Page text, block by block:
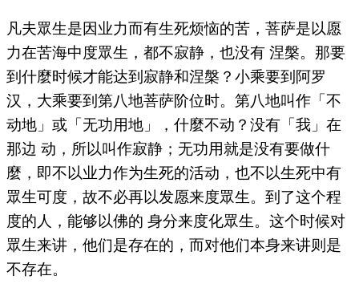
凡夫眾生是因业力而有生死烦恼的苦，菩萨是以愿
力在苦海中度眾生，都不寂静，也没有 涅槃。那要
到什麼时候才能达到寂静和涅槃？小乘要到阿罗
汉，大乘要到第八地菩萨阶位时。第八地叫作「不
动地」或「无功用地」，什麼不动？没有「我」在
那边 动，所以叫作寂静；无功用就是没有要做什
麼，即不以业力作为生死的活动，也不以生死中有
眾生可度，故不必再以发愿来度眾生。到了这个程
度的人，能够以佛的 身分来度化眾生。这个时候对
眾生来讲，他们是存在的，而对他们本身来讲则是
不存在。